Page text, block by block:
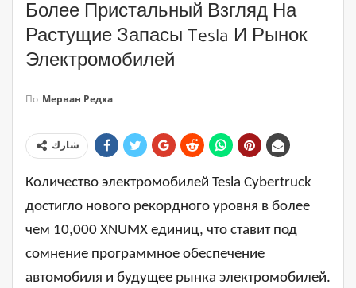
Более Пристальный Взгляд На
Растущие Запасы Tesla И Рынок
Электромобилей
По Мерван Редха
شارك
Количество электромобилей Tesla Cybertruck
достигло нового рекордного уровня в более
чем 10,000 XNUMX единиц, что ставит под
сомнение программное обеспечение
автомобиля и будущее рынка электромобилей.